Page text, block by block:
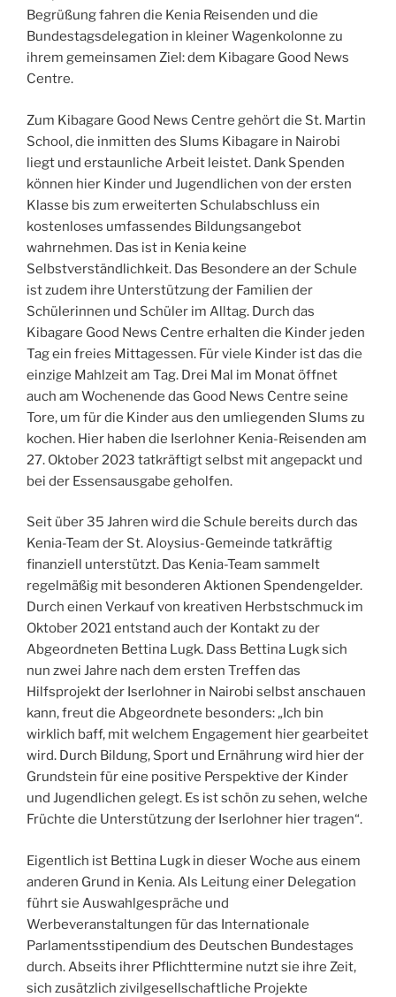
Begrüßung fahren die Kenia Reisenden und die
Bundestagsdelegation in kleiner Wagenkolonne zu
ihrem gemeinsamen Ziel: dem Kibagare Good News
Centre.
Zum Kibagare Good News Centre gehört die St. Martin
School, die inmitten des Slums Kibagare in Nairobi
liegt und erstaunliche Arbeit leistet. Dank Spenden
können hier Kinder und Jugendlichen von der ersten
Klasse bis zum erweiterten Schulabschluss ein
kostenloses umfassendes Bildungsangebot
wahrnehmen. Das ist in Kenia keine
Selbstverständlichkeit. Das Besondere an der Schule
ist zudem ihre Unterstützung der Familien der
Schülerinnen und Schüler im Alltag. Durch das
Kibagare Good News Centre erhalten die Kinder jeden
Tag ein freies Mittagessen. Für viele Kinder ist das die
einzige Mahlzeit am Tag. Drei Mal im Monat öffnet
auch am Wochenende das Good News Centre seine
Tore, um für die Kinder aus den umliegenden Slums zu
kochen. Hier haben die Iserlohner Kenia-Reisenden am
27. Oktober 2023 tatkräftigt selbst mit angepackt und
bei der Essensausgabe geholfen.
Seit über 35 Jahren wird die Schule bereits durch das
Kenia-Team der St. Aloysius-Gemeinde tatkräftig
finanziell unterstützt. Das Kenia-Team sammelt
regelmäßig mit besonderen Aktionen Spendengelder.
Durch einen Verkauf von kreativen Herbstschmuck im
Oktober 2021 entstand auch der Kontakt zu der
Abgeordneten Bettina Lugk. Dass Bettina Lugk sich
nun zwei Jahre nach dem ersten Treffen das
Hilfsprojekt der Iserlohner in Nairobi selbst anschauen
kann, freut die Abgeordnete besonders: „Ich bin
wirklich baff, mit welchem Engagement hier gearbeitet
wird. Durch Bildung, Sport und Ernährung wird hier der
Grundstein für eine positive Perspektive der Kinder
und Jugendlichen gelegt. Es ist schön zu sehen, welche
Früchte die Unterstützung der Iserlohner hier tragen“.
Eigentlich ist Bettina Lugk in dieser Woche aus einem
anderen Grund in Kenia. Als Leitung einer Delegation
führt sie Auswahlgespräche und
Werbeveranstaltungen für das Internationale
Parlamentsstipendium des Deutschen Bundestages
durch. Abseits ihrer Pflichttermine nutzt sie ihre Zeit,
sich zusätzlich zivilgesellschaftliche Projekte